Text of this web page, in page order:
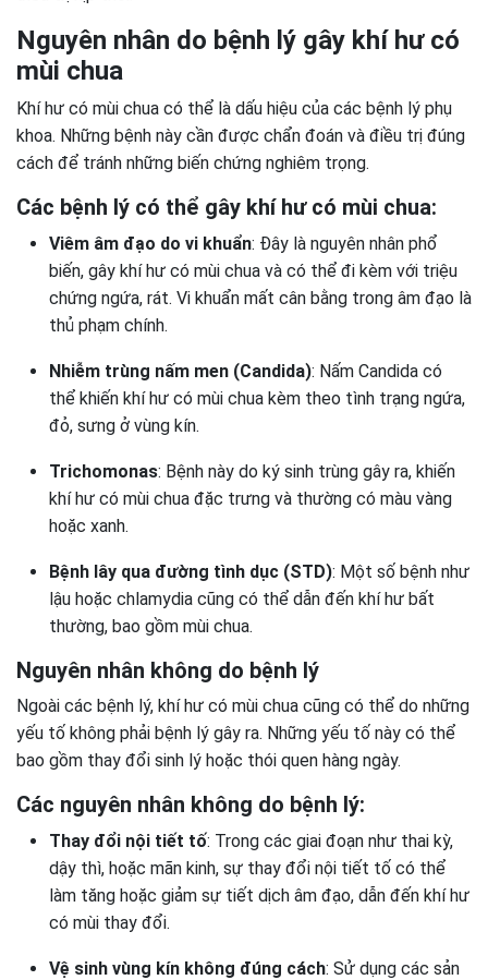
Nguyên nhân do bệnh lý gây khí hư có
mùi chua
Khí hư có mùi chua có thể là dấu hiệu của các bệnh lý phụ
khoa. Những bệnh này cần được chẩn đoán và điều trị đúng
cách để tránh những biến chứng nghiêm trọng.
Các bệnh lý có thể gây khí hư có mùi chua:
Viêm âm đạo do vi khuẩn: Đây là nguyên nhân phổ
biến, gây khí hư có mùi chua và có thể đi kèm với triệu
chứng ngứa, rát. Vi khuẩn mất cân bằng trong âm đạo là
thủ phạm chính.
Nhiễm trùng nấm men (Candida): Nấm Candida có
thể khiến khí hư có mùi chua kèm theo tình trạng ngứa,
đỏ, sưng ở vùng kín.
Trichomonas: Bệnh này do ký sinh trùng gây ra, khiến
khí hư có mùi chua đặc trưng và thường có màu vàng
hoặc xanh.
Bệnh lây qua đường tình dục (STD): Một số bệnh như
lậu hoặc chlamydia cũng có thể dẫn đến khí hư bất
thường, bao gồm mùi chua.
Nguyên nhân không do bệnh lý
Ngoài các bệnh lý, khí hư có mùi chua cũng có thể do những
yếu tố không phải bệnh lý gây ra. Những yếu tố này có thể
bao gồm thay đổi sinh lý hoặc thói quen hàng ngày.
Các nguyên nhân không do bệnh lý:
Thay đổi nội tiết tố: Trong các giai đoạn như thai kỳ,
dậy thì, hoặc mãn kinh, sự thay đổi nội tiết tố có thể
làm tăng hoặc giảm sự tiết dịch âm đạo, dẫn đến khí hư
có mùi thay đổi.
Vệ sinh vùng kín không đúng cách: Sử dụng các sản